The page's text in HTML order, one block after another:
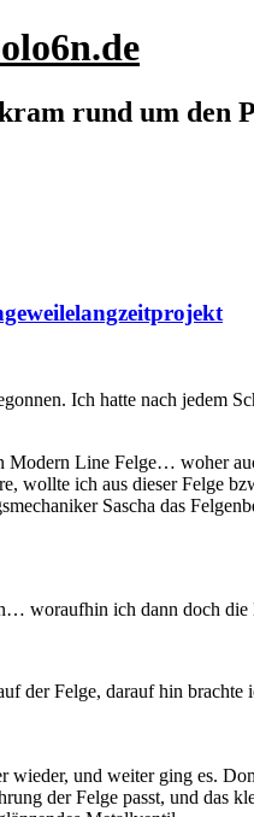
rund um den
Ich hatte nach jedem
Modern Line Felge… woher
wollte ich aus dieser Felge
Sascha das
woraufhin ich dann doch die
der Felge, darauf hin
wieder, und weiter ging es.
der Felge passt, und das